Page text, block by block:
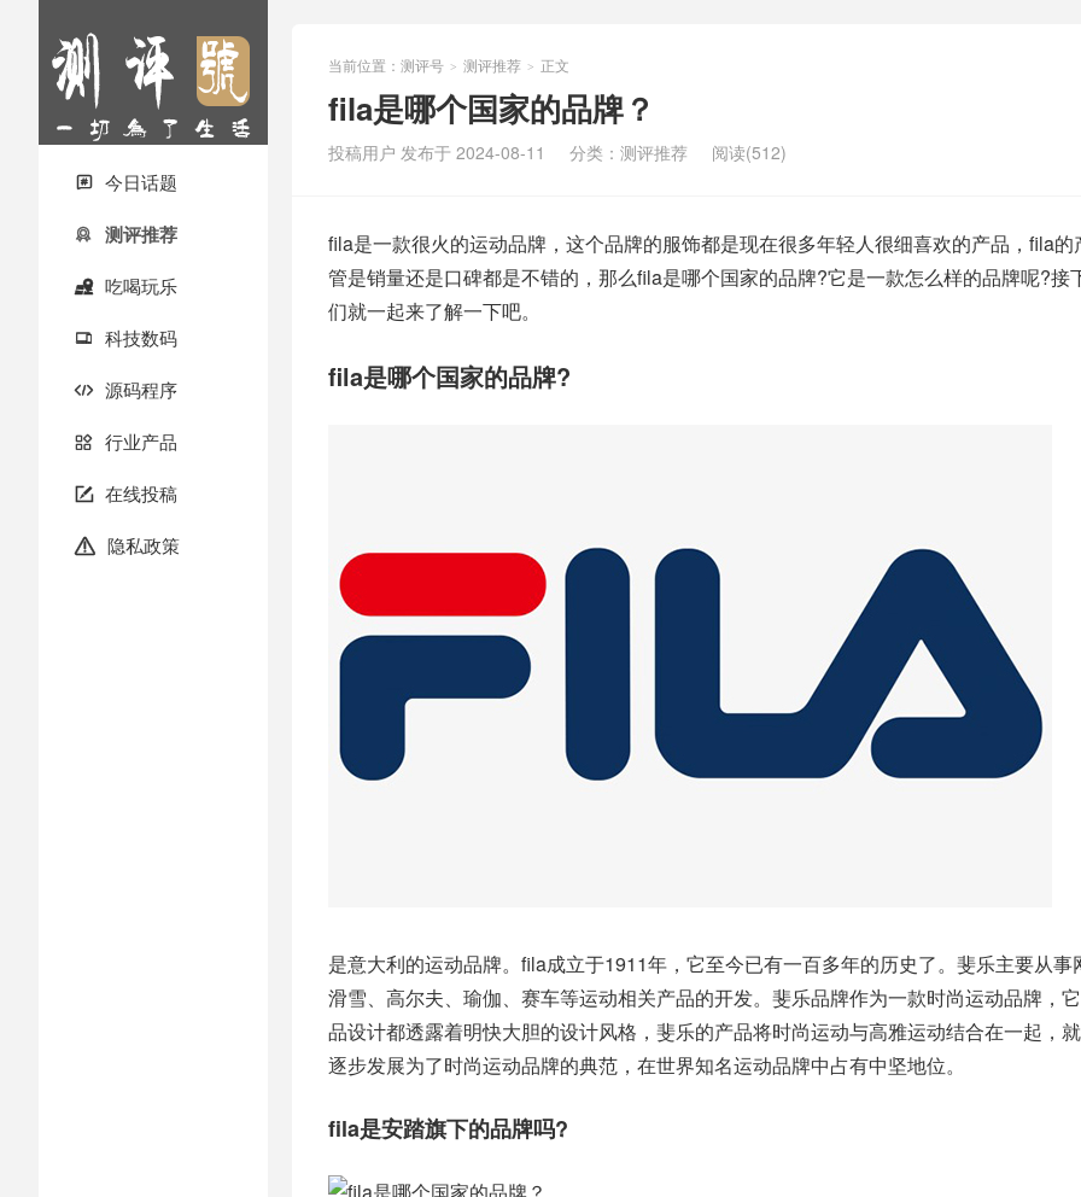
 今日话题
 测评推荐
 吃喝玩乐
 科技数码
 源码程序
 行业产品
 在线投稿
 隐私政策
当前位置： 测评号 > 测评推荐 > 正文
fila是哪个国家的品牌？
投稿用户 发布于 2024-08-11 分类： 测评推荐 阅读(512)
fila是一款很火的运动品牌，这个品牌的服饰都是现在很多年轻人很细喜欢的产品，fila的
管是销量还是口碑都是不错的，那么fila是哪个国家的品牌?它是一款怎么样的品牌呢?接
们就一起来了解一下吧。
fila是哪个国家的品牌?
是意大利的运动品牌。fila成立于1911年，它至今已有一百多年的历史了。斐乐主要从事
滑雪、高尔夫、瑜伽、赛车等运动相关产品的开发。斐乐品牌作为一款时尚运动品牌，
品设计都透露着明快大胆的设计风格，斐乐的产品将时尚运动与高雅运动结合在一起，
逐步发展为了时尚运动品牌的典范，在世界知名运动品牌中占有中坚地位。
fila是安踏旗下的品牌吗?